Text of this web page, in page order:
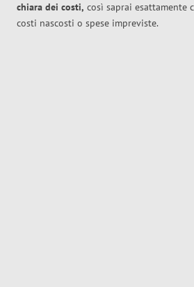
chiara dei costi, così saprai esattamente
costi nascosti o spese impreviste.